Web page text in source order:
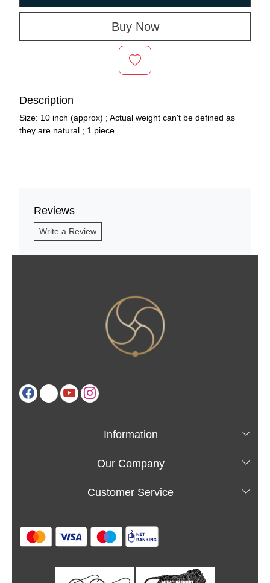
Buy Now
Description
Size: 10 inch (approx) ; Actual weight can't be defined as
they are natural ; 1 piece
Reviews
Write a Review
Information
About Us
Our Company
Testimonials
Customer Service
FAQs